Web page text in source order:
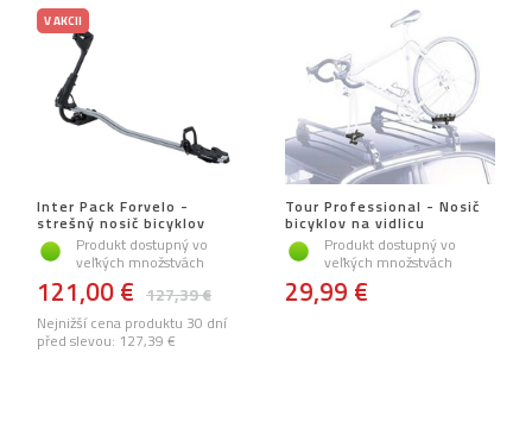
V AKCII
Inter Pack Forvelo -
strešný nosič bicyklov
Produkt dostupný vo
veľkých množstvách
127,39 €
121,00 €
Nejnižší cena produktu 30 dní
před slevou: 127,39 €
Tour Professional - Nosič
bicyklov na vidlicu
Produkt dostupný vo
veľkých množstvách
29,99 €